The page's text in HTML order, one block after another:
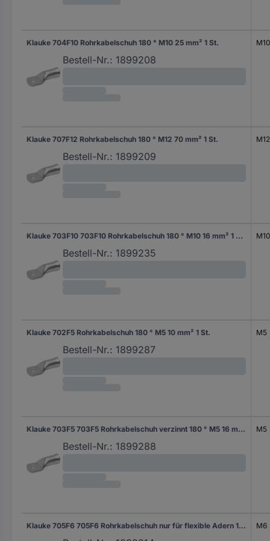
Klauke 704F10 Rohrkabelschuh 180 ° M10 25 mm² 1 St.
Bestell-Nr.: 1899208
M10
Klauke 707F12 Rohrkabelschuh 180 ° M12 70 mm² 1 St.
Bestell-Nr.: 1899209
M12
Klauke 703F10 703F10 Rohrkabelschuh 180 ° M10 16 mm² 1 St. Piece
Bestell-Nr.: 1899235
M10
Klauke 702F5 Rohrkabelschuh 180 ° M5 10 mm² 1 St.
Bestell-Nr.: 1899287
M5
Klauke 703F5 703F5 Rohrkabelschuh verzinnt 180 ° M5 16 mm² 1 St. Piece
Bestell-Nr.: 1899288
M5
Klauke 705F6 705F6 Rohrkabelschuh nur für flexible Adern 180 ° M6 35 mm² 1 St. Piece M6